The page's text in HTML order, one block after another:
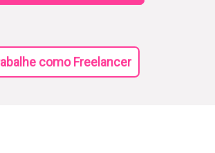
como Freelancer